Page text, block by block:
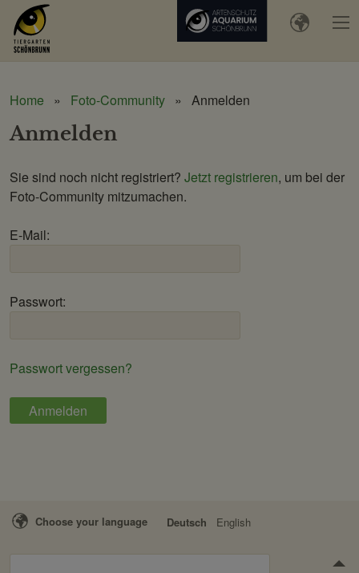
Home Foto-Community Anmelden
Anmelden
Sie sind noch nicht registriert? Jetzt registrieren, um bei der
Foto-Community mitzumachen.
E-Mail:
Passwort:
Passwort vergessen?
Choose your language Deutsch English